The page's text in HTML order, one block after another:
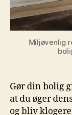
Miljøvenlig
Gør din bolig
at du øger
og bliv